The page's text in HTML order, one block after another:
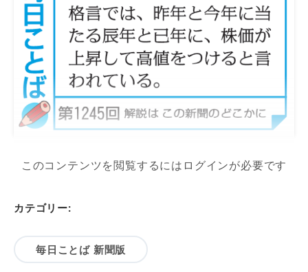
このコンテンツを閲覧するにはログインが必要です
カテゴリー:
毎日ことば 新聞版